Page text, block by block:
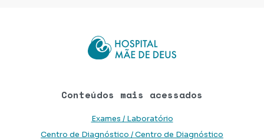
Conteúdos mais acessados
Exames / Laboratório
Centro de Diagnóstico / Centro de Diagnóstico